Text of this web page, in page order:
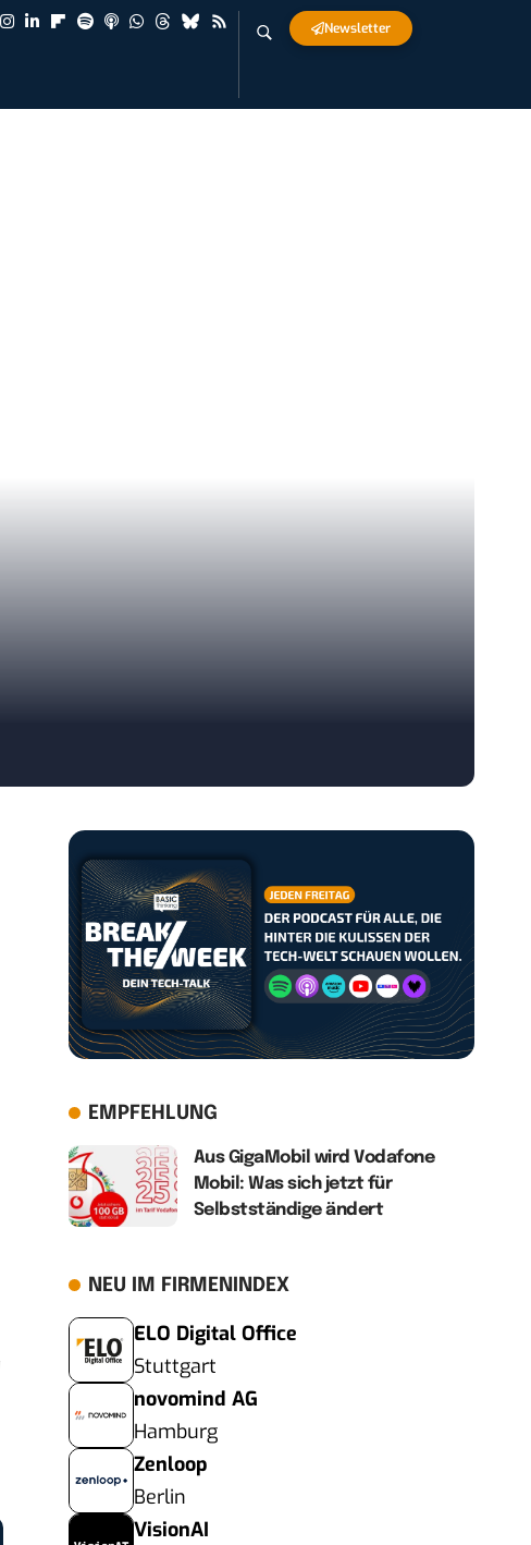
Newsletter
EMPFEHLUNG
Aus GigaMobil wird Vodafone
Mobil: Was sich jetzt für
Selbstständige ändert
NEU IM FIRMENINDEX
ELO Digital Office
Stuttgart
novomind AG
Hamburg
Zenloop
Berlin
VisionAI